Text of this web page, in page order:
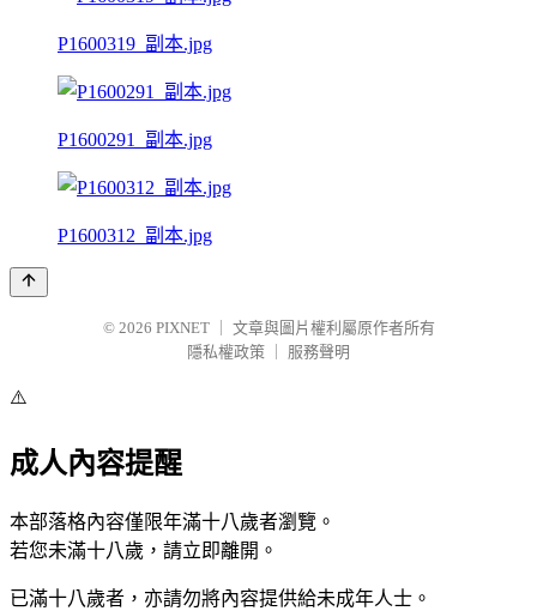
P1600319_副本.jpg
P1600291_副本.jpg
P1600312_副本.jpg
© 2026 PIXNET
文章與圖片權利屬原作者所有
隱私權政策
服務聲明
⚠️
成人內容提醒
本部落格內容僅限年滿十八歲者瀏覽。
若您未滿十八歲，請立即離開。
已滿十八歲者，亦請勿將內容提供給未成年人士。